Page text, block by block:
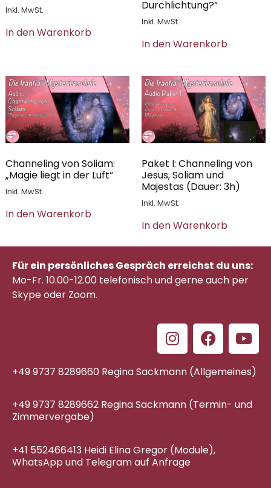
Inkl. MwSt.
In den Warenkorb
Durchlichtung?“
Inkl. MwSt.
In den Warenkorb
Channeling von Soliam:
„Magie liegt in der Luft“
Inkl. MwSt.
In den Warenkorb
Paket I: Channeling von
Jesus, Soliam und
Majestas (Dauer: 3h)
Inkl. MwSt.
In den Warenkorb
Für ein persönliches Gespräch erreichst du uns:
Mo-Fr. 10.00-12.00 telefonischund gerne auch per
Skype oder Zoom.
+49 9737 8289660 Regina Sackmann (Allgemeines)
+49 9737 8289662 Regina Sackmann (Termin- und
Zimmervergabe)
+41 552466413 Heidi Elina Gregor (Module),
WhatsApp und Telegram auf Anfrage